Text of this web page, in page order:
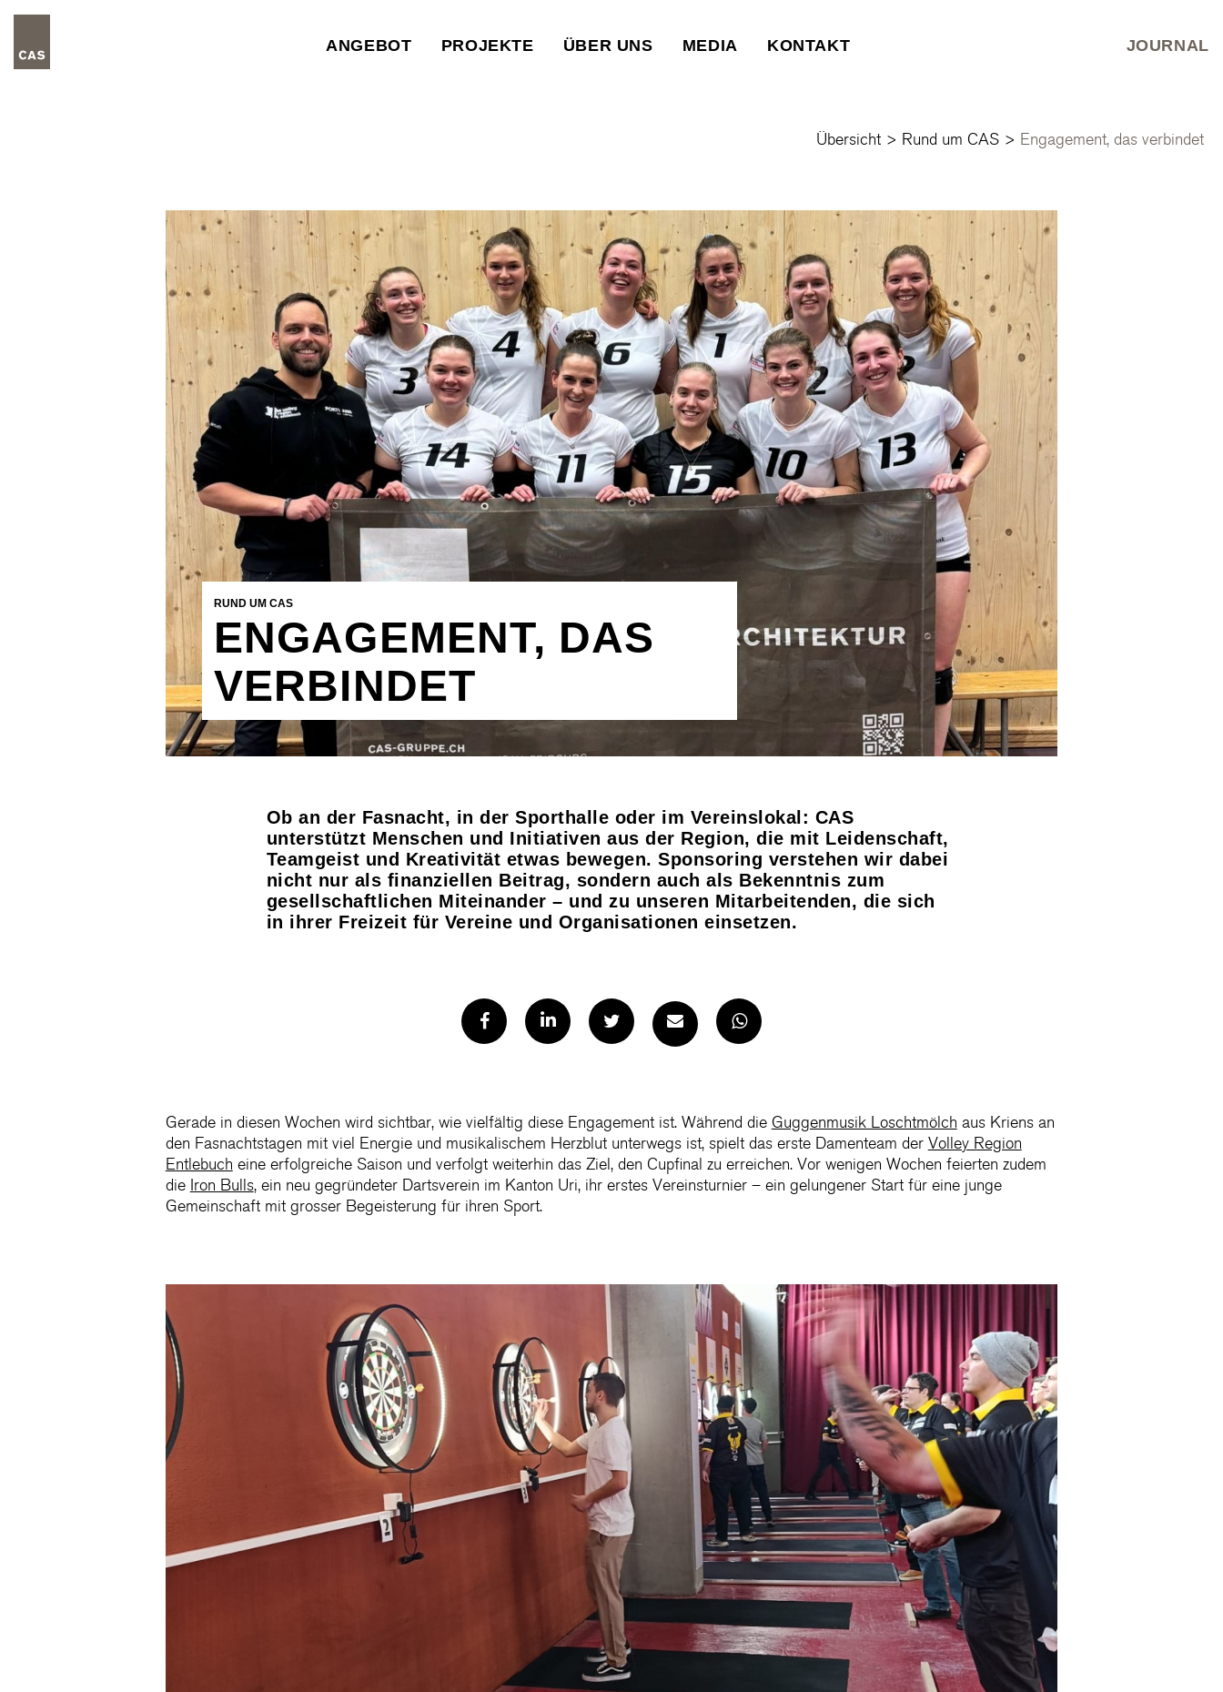
ANGEBOT PROJEKTE ÜBER UNS MEDIA KONTAKT JOURNAL
Übersicht> Rund um CAS> Engagement, das verbindet
RUND UM CAS
ENGAGEMENT, DAS
VERBINDET
Ob an der Fasnacht, in der Sporthalle oder im Vereinslokal: CAS
unterstützt Menschen und Initiativen aus der Region, die mit Leidenschaft,
Teamgeist und Kreativität etwas bewegen. Sponsoring verstehen wir dabei
nicht nur als finanziellen Beitrag, sondern auch als Bekenntnis zum
gesellschaftlichen Miteinander – und zu unseren Mitarbeitenden, die sich
in ihrer Freizeit für Vereine und Organisationen einsetzen.
Gerade in diesen Wochen wird sichtbar, wie vielfältig diese Engagement ist. Während die Guggenmusik Loschtmölch aus Kriens an
den Fasnachtstagen mit viel Energie und musikalischem Herzblut unterwegs ist, spielt das erste Damenteam der Volley Region
Entlebuch eine erfolgreiche Saison und verfolgt weiterhin das Ziel, den Cupfinal zu erreichen. Vor wenigen Wochen feierten zudem
die Iron Bulls, ein neu gegründeter Dartsverein im Kanton Uri, ihr erstes Vereinsturnier – ein gelungener Start für eine junge
Gemeinschaft mit grosser Begeisterung für ihren Sport.